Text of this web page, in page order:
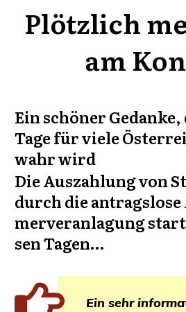
Plötzlich
am
Ein schö­ner
Tage für vie­le
wahr wird
Die Aus­zah­lung von
durch die
mer­ver­an­la­gung
sen Tagen…
Ein sehr